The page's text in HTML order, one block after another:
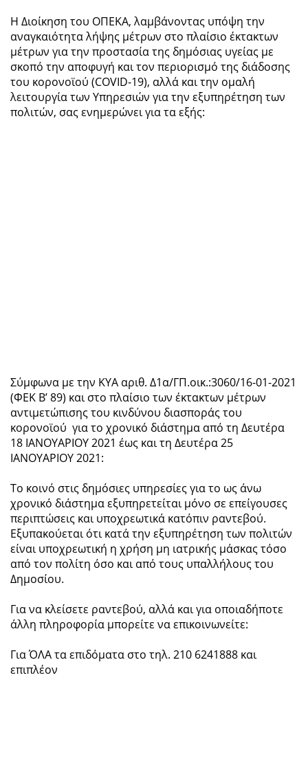
Η Διοίκηση του ΟΠΕΚΑ, λαμβάνοντας υπόψη την
αναγκαιότητα λήψης μέτρων στο πλαίσιο έκτακτων
μέτρων για την προστασία της δημόσιας υγείας με
σκοπό την αποφυγή και τον περιορισμό της διάδοσης
του κορονοϊού (COVID-19), αλλά και την ομαλή
λειτουργία των Υπηρεσιών για την εξυπηρέτηση των
πολιτών, σας ενημερώνει για τα εξής:
Σύμφωνα με την ΚΥΑ αριθ. Δ1α/ΓΠ.οικ.:3060/16-01-2021
(ΦEK Β’ 89) και στο πλαίσιο των έκτακτων μέτρων
αντιμετώπισης του κινδύνου διασποράς του
κορονοϊού για το χρονικό διάστημα από τη Δευτέρα
18 ΙΑΝΟΥΑΡΙΟΥ 2021 έως και τη Δευτέρα 25
ΙΑΝΟΥΑΡΙΟΥ 2021:
Το κοινό στις δημόσιες υπηρεσίες για το ως άνω
χρονικό διάστημα εξυπηρετείται μόνο σε επείγουσες
περιπτώσεις και υποχρεωτικά κατόπιν ραντεβού.
Εξυπακούεται ότι κατά την εξυπηρέτηση των πολιτών
είναι υποχρεωτική η χρήση μη ιατρικής μάσκας τόσο
από τον πολίτη όσο και από τους υπαλλήλους του
Δημοσίου.
Για να κλείσετε ραντεβού, αλλά και για οποιαδήποτε
άλλη πληροφορία μπορείτε να επικοινωνείτε:
Για ΌΛΑ τα επιδόματα στο τηλ. 210 6241888 και
επιπλέον